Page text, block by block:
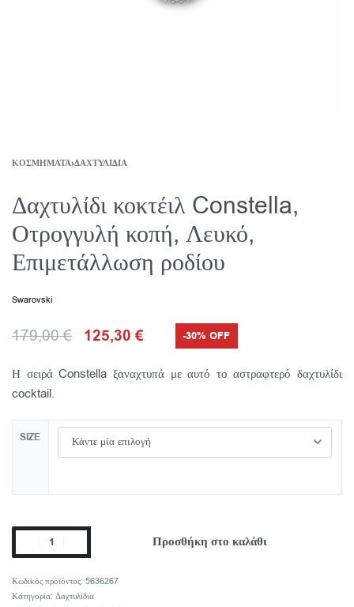
ΚΟΣΜΉΜΑΤΑ›ΔΑΧΤΥΛΊΔΙΑ
Δαχτυλίδι κοκτέιλ Constella,
Οτρογγυλή κοπή, Λευκό,
Επιμετάλλωση ροδίου
Swarovski
179,00€ 125,30€ -30% OFF
Η σειρά Constella ξαναχτυπά με αυτό το αστραφτερό δαχτυλίδι
cocktail.
SIZE
Προσθήκη στο καλάθι
5636267
Κατηγορία: Δαχτυλίδια